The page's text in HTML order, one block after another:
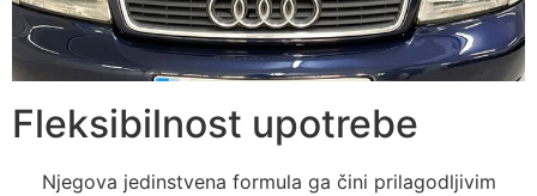
Fleksibilnost upotrebe
Njegova jedinstvena formula ga čini prilagodljivim